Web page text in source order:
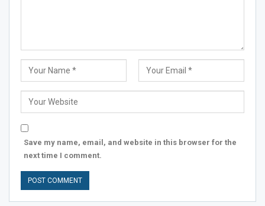
Save my name, email, and website in this browser for the
next time I comment.